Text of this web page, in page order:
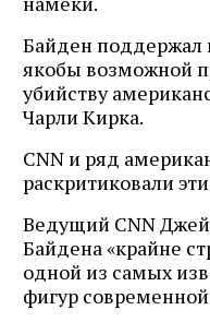
Байден поддержал
якобы возможной
убийству
Чарли Кирка.
CNN и ряд
раскритиковали
Ведущий CNN
Байдена «крайне
одной из самых
фигур